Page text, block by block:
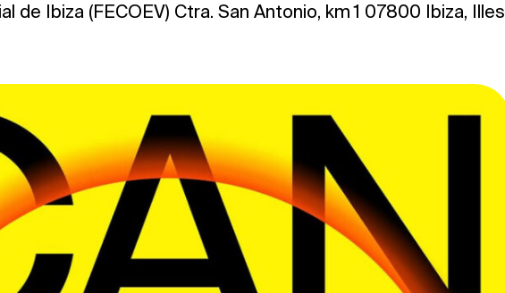
de Ibiza (FECOEV) Ctra. San Antonio, km 1 07800 Ibiza, Illes